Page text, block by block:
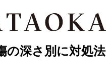
の深さ別に対処法